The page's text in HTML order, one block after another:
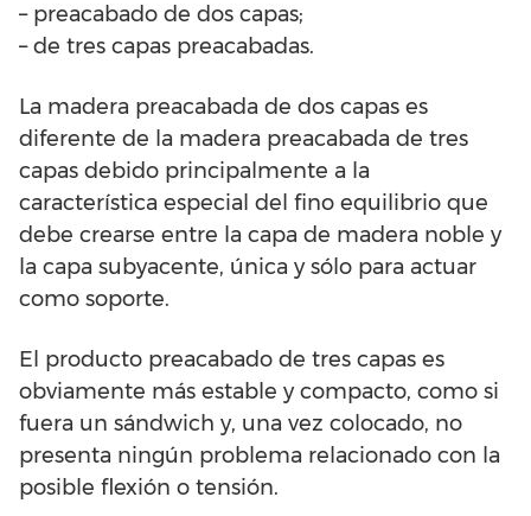
– preacabado de dos capas;
– de tres capas preacabadas.
La madera preacabada de dos capas es
diferente de la madera preacabada de tres
capas debido principalmente a la
característica especial del fino equilibrio que
debe crearse entre la capa de madera noble y
la capa subyacente, única y sólo para actuar
como soporte.
El producto preacabado de tres capas es
obviamente más estable y compacto, como si
fuera un sándwich y, una vez colocado, no
presenta ningún problema relacionado con la
posible flexión o tensión.